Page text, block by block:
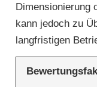
Dimensionierung
kann jedoch zu
langfristigen